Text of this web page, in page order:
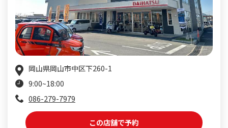
岡山県岡山市中区下260-1
9:00~18:00
086-279-7979
この店舗で予約